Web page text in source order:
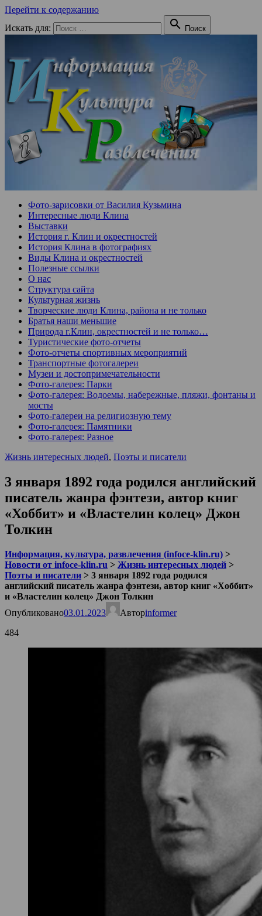
Перейти к содержанию
Искать для:
 Поиск
Фото-зарисовки от Василия Кузьмина
Интересные люди Клина
Выставки
История г. Клин и окрестностей
История Клина в фотографиях
Виды Клина и окрестностей
Полезные ссылки
О нас
Структура сайта
Культурная жизнь
Творческие люди Клина, района и не только
Братья наши меньшие
Природа г.Клин, окрестностей и не только…
Туристические фото-отчеты
Фото-отчеты спортивных мероприятий
Транспортные фотогалереи
Музеи и достопримечательности
Фото-галерея: Парки
Фото-галерея: Водоемы, набережные, пляжи, фонтаны и
мосты
Фото-галереи на религиозную тему
Фото-галерея: Памятники
Фото-галерея: Разное
Жизнь интересных людей, Поэты и писатели
3 января 1892 года родился английский
писатель жанра фэнтези, автор книг
«Хоббит» и «Властелин колец» Джон
Толкин
Информация, культура, развлечения (infoce-klin.ru) >
Новости от infoce-klin.ru > Жизнь интересных людей >
Поэты и писатели > 3 января 1892 года родился
английский писатель жанра фэнтези, автор книг «Хоббит»
и «Властелин колец» Джон Толкин
Опубликовано03.01.2023 Авторinformer
484